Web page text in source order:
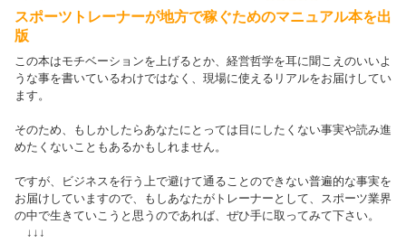
スポーツトレーナーが地方で稼ぐためのマニュアル本を出
版
この本はモチベーションを上げるとか、経営哲学を耳に聞こえのいいよ
うな事を書いているわけではなく、現場に使えるリアルをお届けしてい
ます。
そのため、もしかしたらあなたにとっては目にしたくない事実や読み進
めたくないこともあるかもしれません。
ですが、ビジネスを行う上で避けて通ることのできない普遍的な事実を
お届けしていますので、もしあなたがトレーナーとして、スポーツ業界
の中で生きていこうと思うのであれば、ぜひ手に取ってみて下さい。
↓↓↓